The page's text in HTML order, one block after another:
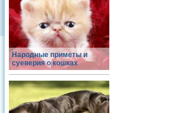
Народные приметы и
суеверия о кошках